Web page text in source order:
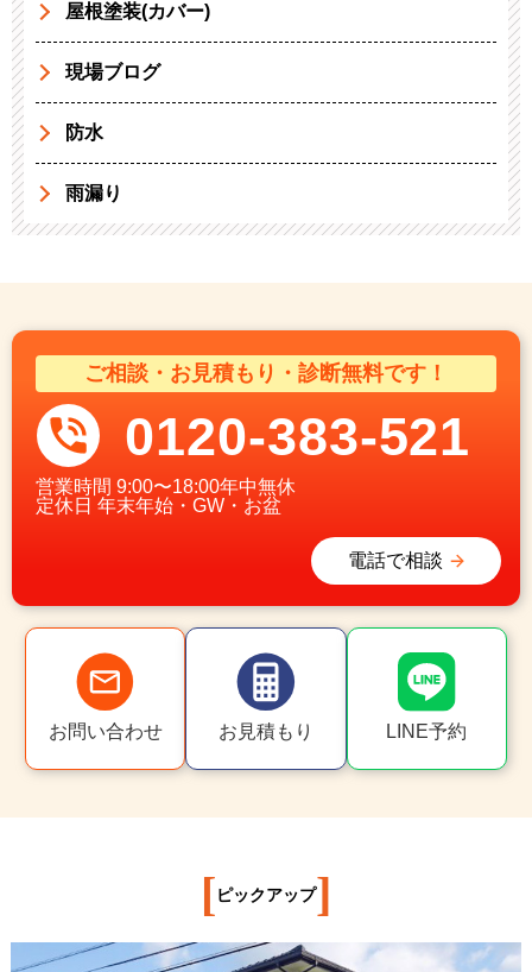
屋根塗装(カバー)
現場ブログ
防水
雨漏り
ご相談・お見積もり・診断無料です！
0120-383-521
営業時間 9:00〜18:00年中無休
定休日 年末年始・GW・お盆
電話で相談
お問い合わせ お見積もり LINE予約
[ ピックアップ]